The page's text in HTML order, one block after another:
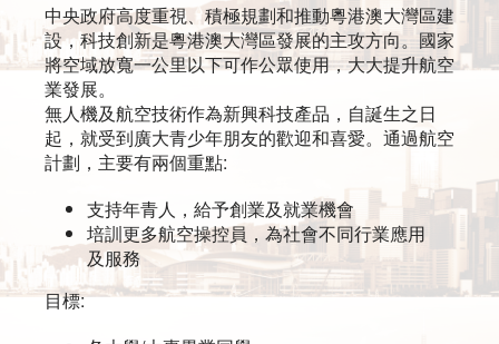
中央政府高度重視、積極規劃和推動粵港澳大灣區建
設，科技創新是粵港澳大灣區發展的主攻方向。國家
將空域放寬一公里以下可作公眾使用，大大提升航空
業發展。
無人機及航空技術作為新興科技產品，自誕生之日
起，就受到廣大青少年朋友的歡迎和喜愛。通過航空
計劃，主要有兩個重點:
支持年青人，給予創業及就業機會
培訓更多航空操控員，為社會不同行業應用
及服務
目標: